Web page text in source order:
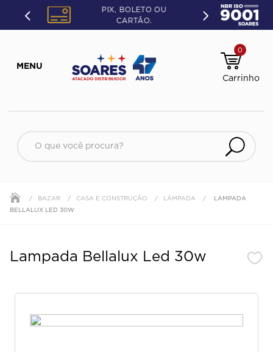
PIX, BOLETO OU
CARTÃO.
0
O que você procura?
BAZAR CASA E CONSTRUÇÃO LÂMPADA
LAMPADA
BELLALUX LED 30W
Lampada Bellalux Led 30w